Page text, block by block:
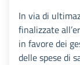
In via di
finalizzate
in favore dei
delle spese di